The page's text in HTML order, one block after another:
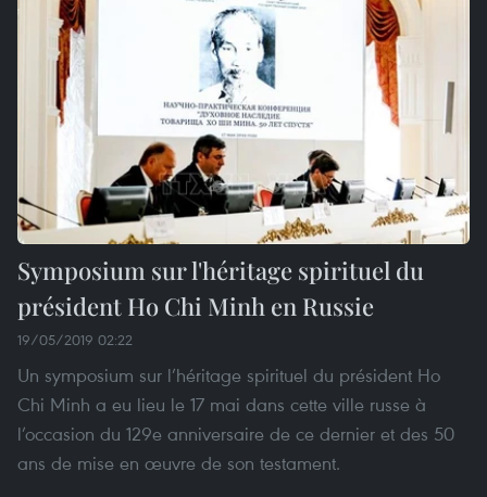
Symposium sur l'héritage spirituel du
président Ho Chi Minh en Russie
19/05/2019 02:22
Un symposium sur l’héritage spirituel du président Ho
Chi Minh a eu lieu le 17 mai dans cette ville russe à
l’occasion du 129e anniversaire de ce dernier et des 50
ans de mise en œuvre de son testament.